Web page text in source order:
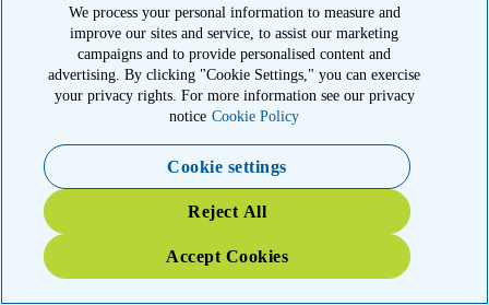
El American Kidney Fund es una organización 501(c)(3) calificada
que goza de exención tributaria. EIN: 23-7124261. CFC #11404
11921 Rockville Pike, Suite 300, Rockville, MD 20852
YOUR IMPACT: 3X MATCHED
TRIPLE your impact today for patients and families in the kidney
community
We process your personal information to measure and
improve our sites and service, to assist our marketing
campaigns and to provide personalised content and
advertising. By clicking "Cookie Settings," you can exercise
your privacy rights. For more information see our privacy
notice Cookie Policy
Cookie settings
Reject All
Accept Cookies